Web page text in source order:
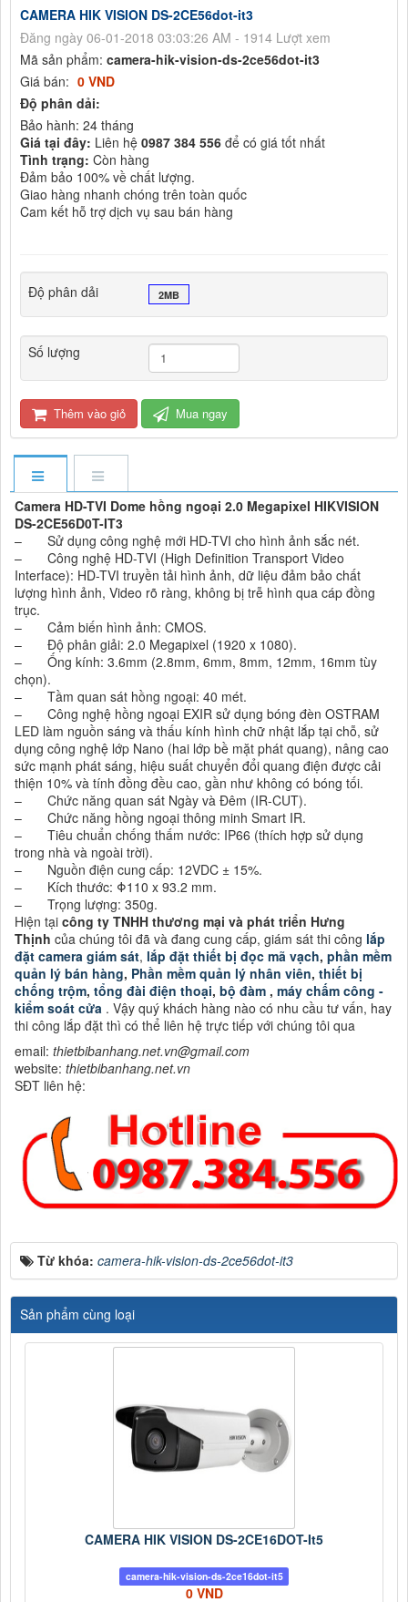
CAMERA HIK VISION DS-2CE56dot-it3
Đăng ngày 06-01-2018 03:03:26 AM - 1914 Lượt xem
Mã sản phẩm: camera-hik-vision-ds-2ce56dot-it3
Giá bán: 0 VND
Độ phân dải:
Bảo hành: 24 tháng
Giá tại đây: Liên hệ 0987 384 556 để có giá tốt nhất
Tình trạng: Còn hàng
Đảm bảo 100% về chất lượng.
Giao hàng nhanh chóng trên toàn quốc
Cam kết hỗ trợ dịch vụ sau bán hàng
Độ phân dải 2MB
Số lượng
Thêm vào giỏ Mua ngay
Camera HD-TVI Dome hồng ngoại 2.0 Megapixel HIKVISION
DS-2CE56D0T-IT3
– Sử dụng công nghệ mới HD-TVI cho hình ảnh sắc nét.
– Công nghệ HD-TVI (High Definition Transport Video
Interface): HD-TVI truyền tải hình ảnh, dữ liệu đảm bảo chất
lượng hình ảnh, Video rõ ràng, không bị trễ hình qua cáp đồng
trục.
– Cảm biến hình ảnh: CMOS.
– Độ phân giải: 2.0 Megapixel (1920 x 1080).
– Ống kính: 3.6mm (2.8mm, 6mm, 8mm, 12mm, 16mm tùy
chọn).
– Tầm quan sát hồng ngoại: 40 mét.
– Công nghệ hồng ngoại EXIR sử dụng bóng đèn OSTRAM
LED làm nguồn sáng và thấu kính hình chữ nhật lắp tại chỗ, sử
dụng công nghệ lớp Nano (hai lớp bề mặt phát quang), nâng cao
sức mạnh phát sáng, hiệu suất chuyển đổi quang điện được cải
thiện 10% và tính đồng đều cao, gần như không có bóng tối.
– Chức năng quan sát Ngày và Đêm (IR-CUT).
– Chức năng hồng ngoại thông minh Smart IR.
– Tiêu chuẩn chống thấm nước: IP66 (thích hợp sử dụng
trong nhà và ngoài trời).
– Nguồn điện cung cấp: 12VDC ± 15%.
– Kích thước: Φ110 x 93.2 mm.
– Trọng lượng: 350g.
Hiện tại công ty TNHH thương mại và phát triển Hưng
Thịnh của chúng tôi đã và đang cung cấp, giám sát thi công lắp
đặt camera giám sát, lắp đặt thiết bị đọc mã vạch, phần mềm
quản lý bán hàng, Phần mềm quản lý nhân viên, thiết bị
chống trộm, tổng đài điện thoại, bộ đàm , máy chấm công -
kiểm soát cửa . Vậy quý khách hàng nào có nhu cầu tư vấn, hay
thi công lắp đặt thì có thể liên hệ trực tiếp với chúng tôi qua
email: thietbibanhang.net.vn@gmail.com
website: thietbibanhang.net.vn
SĐT liên hệ:
Từ khóa: camera-hik-vision-ds-2ce56dot-it3
Sản phẩm cùng loại
CAMERA HIK VISION DS-2CE16DOT-It5
camera-hik-vision-ds-2ce16dot-it5
0 VND